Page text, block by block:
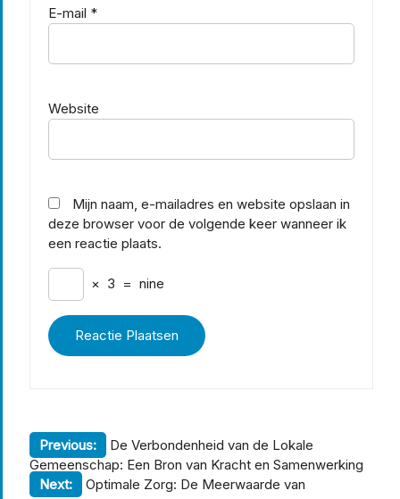
E-mail *
Website
Mijn naam, e-mailadres en website opslaan in
deze browser voor de volgende keer wanneer ik
een reactie plaats.
× 3 = nine
Berichtnavigatie
Previous:
De Verbondenheid van de Lokale
Gemeenschap: Een Bron van Kracht en Samenwerking
Next:
Optimale Zorg: De Meerwaarde van